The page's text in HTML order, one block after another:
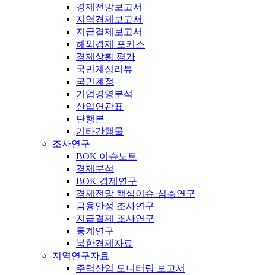
경제전망보고서
지역경제보고서
지급결제보고서
해외경제 포커스
경제상황 평가
국민계정리뷰
국민계정
기업경영분석
산업연관표
단행본
기타간행물
조사연구
BOK 이슈노트
경제분석
BOK 경제연구
경제전망 핵심이슈·심층연구
금융안정 조사연구
지급결제 조사연구
통계연구
북한경제자료
지역연구자료
주력산업 모니터링 보고서